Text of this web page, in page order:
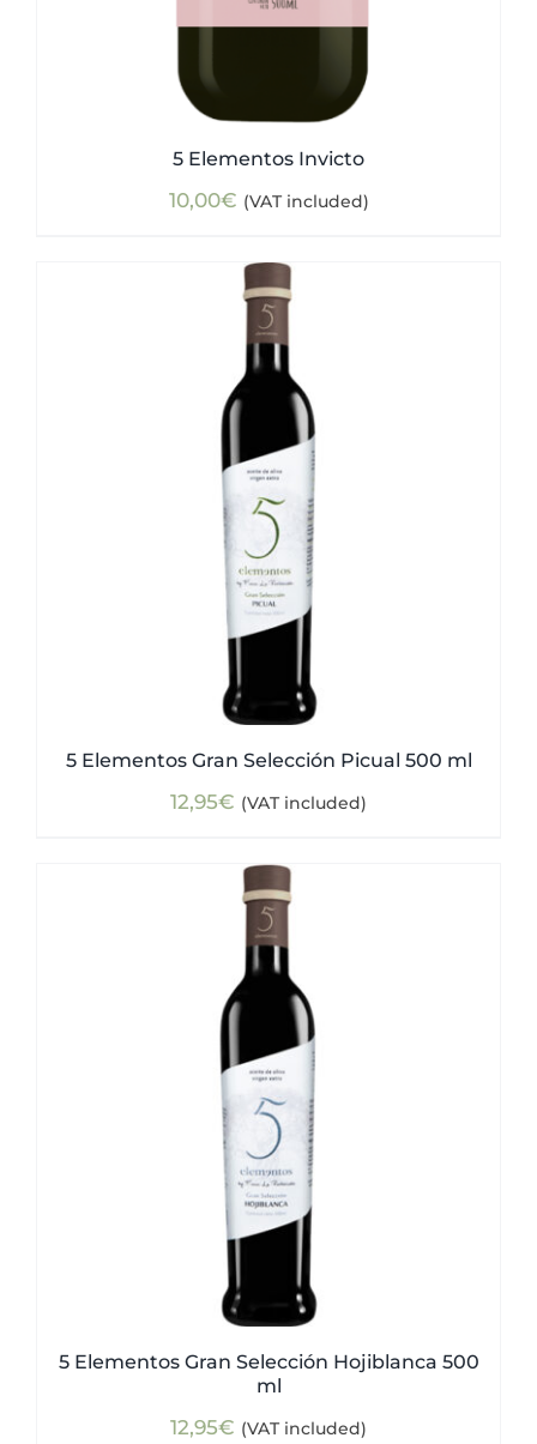
5 Elementos Invicto
10,00€ (VAT included)
5 Elementos Gran Selección Picual 500 ml
12,95€ (VAT included)
5 Elementos Gran Selección Hojiblanca 500
ml
12,95€ (VAT included)